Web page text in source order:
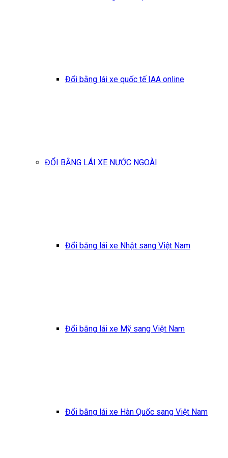
Đổi bằng lái xe quốc tế IAA online
ĐỔI BẰNG LÁI XE NƯỚC NGOÀI
Đổi bằng lái xe Nhật sang Việt Nam
Đổi bằng lái xe Mỹ sang Việt Nam
Đổi bằng lái xe Hàn Quốc sang Việt Nam